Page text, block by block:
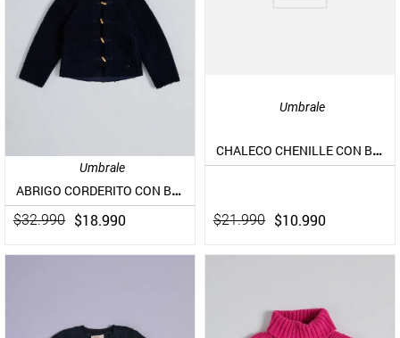
Umbrale
ABRIGO CORDERITO CON BOTONES DE MONTGOMEY
$32.990 $18.990
Umbrale
CHALECO CHENILLE CON BOTONES Y FLORES BORDADAS
$21.990 $10.990